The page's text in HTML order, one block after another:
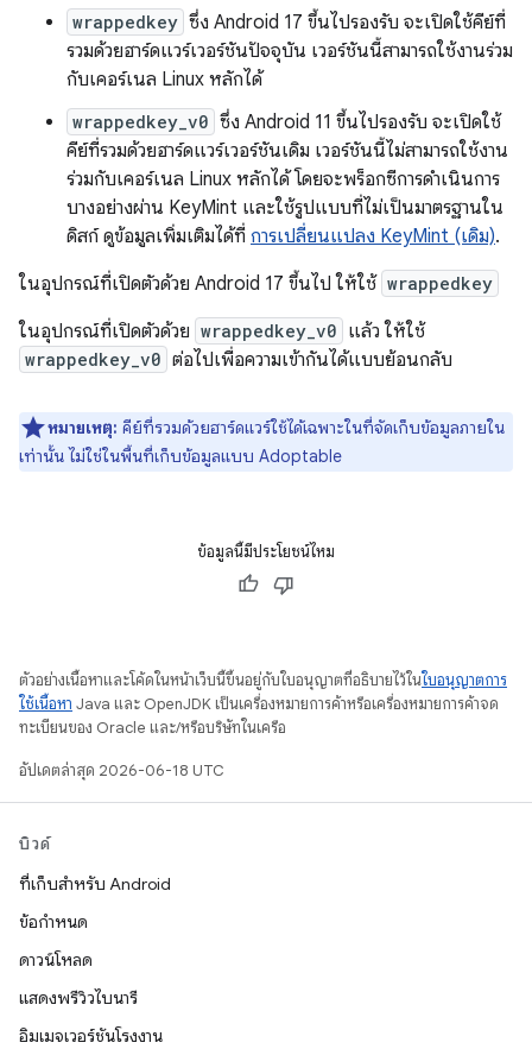
wrappedkey ซึ่ง Android 17 ขึ้นไปรองรับ จะเปิดใช้คีย์ที่
รวมด้วยฮาร์ดแวร์เวอร์ชันปัจจุบัน เวอร์ชันนี้สามารถใช้งานร่วม
กับเคอร์เนล Linux หลักได้
wrappedkey_v0 ซึ่ง Android 11 ขึ้นไปรองรับ จะเปิดใช้
คีย์ที่รวมด้วยฮาร์ดแวร์เวอร์ชันเดิม เวอร์ชันนี้ไม่สามารถใช้งาน
ร่วมกับเคอร์เนล Linux หลักได้ โดยจะพร็อกซีการดำเนินการ
บางอย่างผ่าน KeyMint และใช้รูปแบบที่ไม่เป็นมาตรฐานใน
ดิสก์ ดูข้อมูลเพิ่มเติมได้ที่ การเปลี่ยนแปลง KeyMint (เดิม).
ในอุปกรณ์ที่เปิดตัวด้วย Android 17 ขึ้นไป ให้ใช้ wrappedkey
ในอุปกรณ์ที่เปิดตัวด้วย wrappedkey_v0 แล้ว ให้ใช้
wrappedkey_v0 ต่อไปเพื่อความเข้ากันได้แบบย้อนกลับ
หมายเหตุ: คีย์ที่รวมด้วยฮาร์ดแวร์ใช้ได้เฉพาะในที่จัดเก็บข้อมูลภายใน
เท่านั้น ไม่ใช่ในพื้นที่เก็บข้อมูลแบบ Adoptable
ข้อมูลนี้มีประโยชน์ไหม
ตัวอย่างเนื้อหาและโค้ดในหน้าเว็บนี้ขึ้นอยู่กับใบอนุญาตที่อธิบายไว้ในใบอนุญาตการ
ใช้เนื้อหา Java และ OpenJDK เป็นเครื่องหมายการค้าหรือเครื่องหมายการค้าจด
ทะเบียนของ Oracle และ/หรือบริษัทในเครือ
อัปเดตล่าสุด 2026-06-18 UTC
บิวด์
ที่เก็บสำหรับ Android
ข้อกำหนด
ดาวน์โหลด
แสดงพรีวิวไบนารี
อิมเมจเวอร์ชันโรงงาน